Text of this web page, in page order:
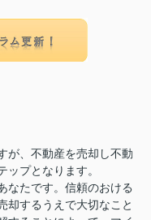
が、不動産を売却し不動
プとなります。
なたです。信頼のおける
却するうえで大切なこと